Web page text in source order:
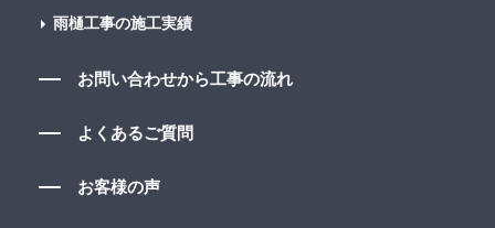
雨樋工事の施工実績
お問い合わせから工事の流れ
よくあるご質問
お客様の声